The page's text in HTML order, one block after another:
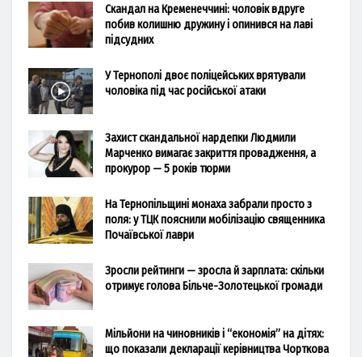
Скандал на Кременеччині: чоловік вдруге
побив колишню дружину і опинився на лаві
підсудних
У Тернополі двоє поліцейських врятували
чоловіка під час російської атаки
Захист скандальної нардепки Людмили
Марченко вимагає закриття провадження, а
прокурор — 5 років тюрми
На Тернопільщині монаха забрали просто з
поля: у ТЦК пояснили мобілізацію священника
Почаївської лаври
Зросли рейтинги — зросла й зарплата: скільки
отримує голова Більче-Золотецької громади
Мільйони на чиновників і “економія” на дітях:
що показали декларації керівництва Чорткова